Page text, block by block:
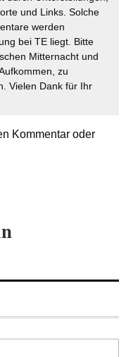
und Links. Solche
werden
bei TE liegt. Bitte
Mitternacht und
zu
Vielen Dank für Ihr
Kommentar oder